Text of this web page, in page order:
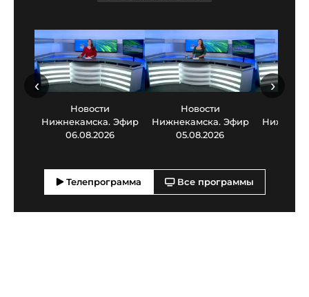
Новости
Нижнекамска. Эфир
06.08.2026
Новости
Нижнекамска. Эфир
05.08.2026
‹ ›
Телепрограмма Все программы